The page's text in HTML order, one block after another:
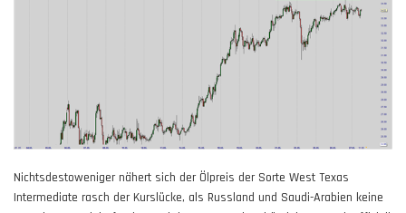
Nichtsdestoweniger nähert sich der Ölpreis der Sorte West Texas
Intermediate rasch der Kurslücke, als Russland und Saudi-Arabien keine